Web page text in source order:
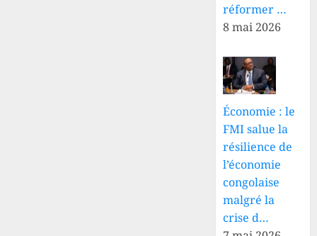
réformer …
8 mai 2026
Économie : le
FMI salue la
résilience de
l’économie
congolaise
malgré la
crise d…